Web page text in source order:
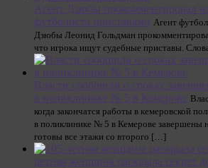
Агент Дзюбы прокомментировал
футболиста приставами Агент
Дзюбы Леонид Гольдман
что игрока ищут судебные приставы.
Власти сообщили о сроках
в поликлинике № 5 в Кемерове
когда закончатся работы в кемеровской
в поликлинике № 5 в Кемерове завершены
готовы все этажи со второго […]
летняя женщина раскрыла секрет